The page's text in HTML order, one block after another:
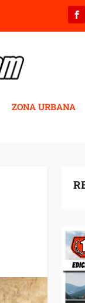
ZONA URBANA